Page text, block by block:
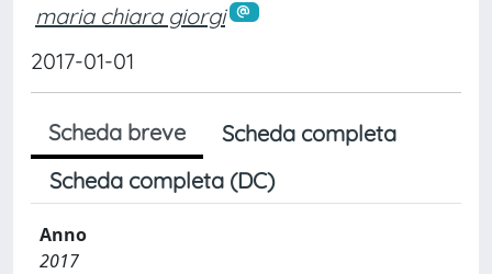
maria chiara giorgi
2017-01-01
Scheda breve
Scheda completa
Scheda completa (DC)
Anno
2017